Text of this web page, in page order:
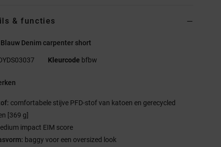
& functies
Denim carpenter short
Kleurcode bfbw
comfortabele stijve PFD-stof van katoen en gerecycled
[369 g]
impact EIM score
baggy voor een oversized look